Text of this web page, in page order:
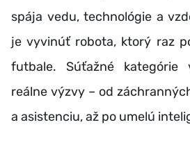
spája vedu, technológie a
je vyvinúť robota, ktorý raz
futbale. Súťažné kategórie
reálne výzvy – od
a asistenciu, až po umelú